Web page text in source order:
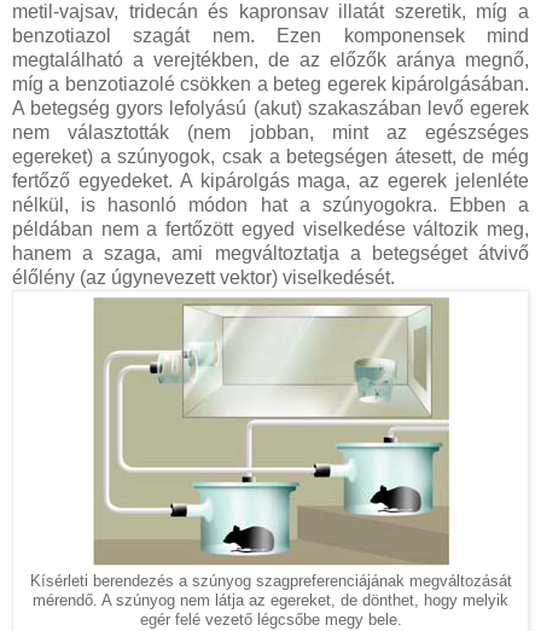
metil-vajsav, tridecán és kapronsav illatát szeretik, míg a
benzotiazol szagát nem. Ezen komponensek mind
megtalálható a verejtékben, de az előzők aránya megnő,
míg a benzotiazolé csökken a beteg egerek kipárolgásában.
A betegség gyors lefolyású (akut) szakaszában levő egerek
nem választották (nem jobban, mint az egészséges
egereket) a szúnyogok, csak a betegségen átesett, de még
fertőző egyedeket. A kipárolgás maga, az egerek jelenléte
nélkül, is hasonló módon hat a szúnyogokra. Ebben a
példában nem a fertőzött egyed viselkedése változik meg,
hanem a szaga, ami megváltoztatja a betegséget átvivő
élőlény (az úgynevezett vektor) viselkedését.
Kísérleti berendezés a szúnyog szagpreferenciájának megváltozását
mérendő. A szúnyog nem látja az egereket, de dönthet, hogy melyik
egér felé vezető légcsőbe megy bele.